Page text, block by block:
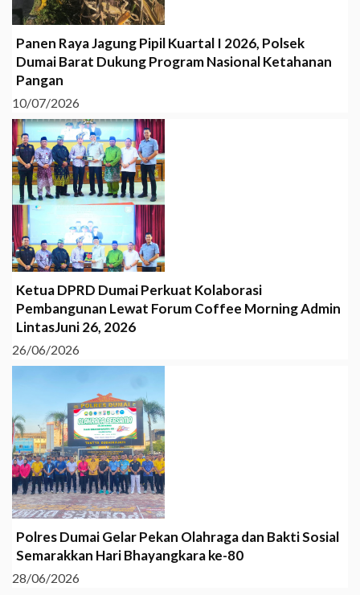
Panen Raya Jagung Pipil Kuartal I 2026, Polsek
Dumai Barat Dukung Program Nasional Ketahanan
Pangan
10/07/2026
Ketua DPRD Dumai Perkuat Kolaborasi
Pembangunan Lewat Forum Coffee Morning Admin
LintasJuni 26, 2026
26/06/2026
Polres Dumai Gelar Pekan Olahraga dan Bakti Sosial
Semarakkan Hari Bhayangkara ke-80
28/06/2026